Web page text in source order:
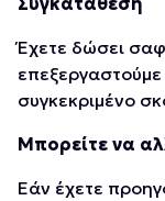
Έχετε δώσει
συγκεκριμένο
Μπορείτε να
Εάν έχετε